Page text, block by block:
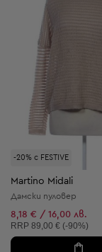
-20% с FESTIVE
Martino Midali
Дамски пуловер
8,18 € / 16,00 лв.
Препоръчителна цена:
RRP 89,00 € (-90%)